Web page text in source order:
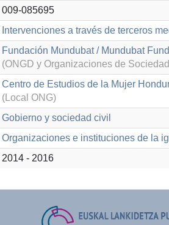
009-085695
Intervenciones a través de terceros
Fundación Mundubat / Mundubat
(ONGD y Organizaciones de
Centro de Estudios de la Mujer
(Local ONG)
Gobierno y sociedad civil
Organizaciones e instituciones de la
2014 - 2016